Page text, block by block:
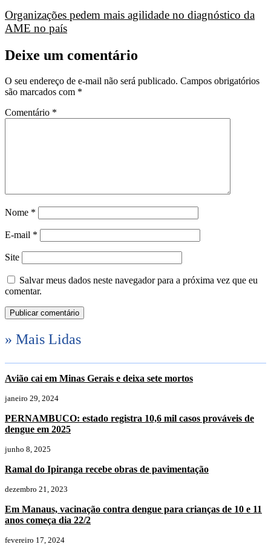
Organizações pedem mais agilidade no diagnóstico da
AME no país
Deixe um comentário
O seu endereço de e-mail não será publicado. Campos obrigatórios
são marcados com *
Comentário *
Nome *
E-mail *
Site
Salvar meus dados neste navegador para a próxima vez que eu
comentar.
» Mais Lidas
Avião cai em Minas Gerais e deixa sete mortos
janeiro 29, 2024
PERNAMBUCO: estado registra 10,6 mil casos prováveis de
dengue em 2025
junho 8, 2025
Ramal do Ipiranga recebe obras de pavimentação
dezembro 21, 2023
Em Manaus, vacinação contra dengue para crianças de 10 e 11
anos começa dia 22/2
fevereiro 17, 2024